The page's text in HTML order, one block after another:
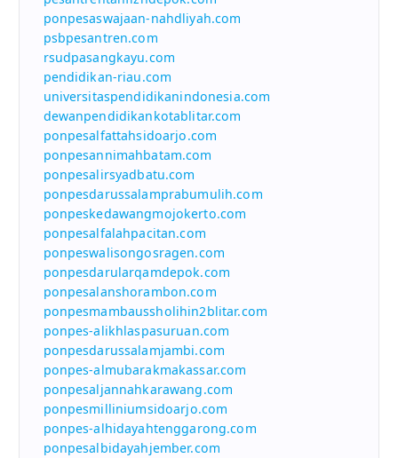
ponpesaswajaan-nahdliyah.com
psbpesantren.com
rsudpasangkayu.com
pendidikan-riau.com
universitaspendidikanindonesia.com
dewanpendidikankotablitar.com
ponpesalfattahsidoarjo.com
ponpesannimahbatam.com
ponpesalirsyadbatu.com
ponpesdarussalamprabumulih.com
ponpeskedawangmojokerto.com
ponpesalfalahpacitan.com
ponpeswalisongosragen.com
ponpesdarularqamdepok.com
ponpesalanshorambon.com
ponpesmambaussholihin2blitar.com
ponpes-alikhlaspasuruan.com
ponpesdarussalamjambi.com
ponpes-almubarakmakassar.com
ponpesaljannahkarawang.com
ponpesmilliniumsidoarjo.com
ponpes-alhidayahtenggarong.com
ponpesalbidayahjember.com